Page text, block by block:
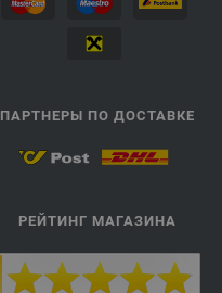
ПАРТНЕРЫ ПО ДОСТАВКЕ
РЕЙТИНГ МАГАЗИНА